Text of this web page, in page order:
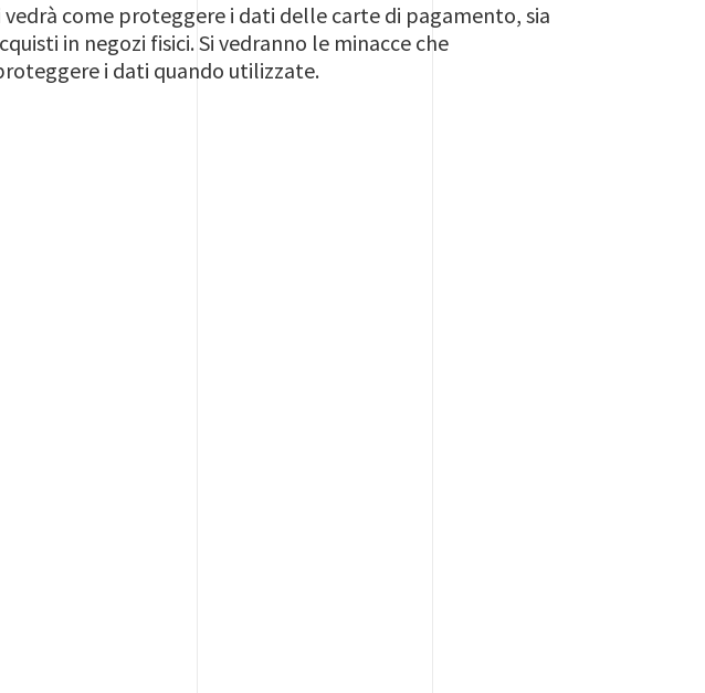
come proteggere i dati delle carte di pagamento, sia
in negozi fisici. Si vedranno le minacce che
i dati quando utilizzate.